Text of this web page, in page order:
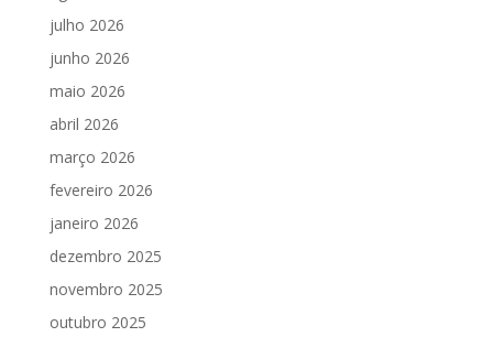
julho 2026
junho 2026
maio 2026
abril 2026
março 2026
fevereiro 2026
janeiro 2026
dezembro 2025
novembro 2025
outubro 2025